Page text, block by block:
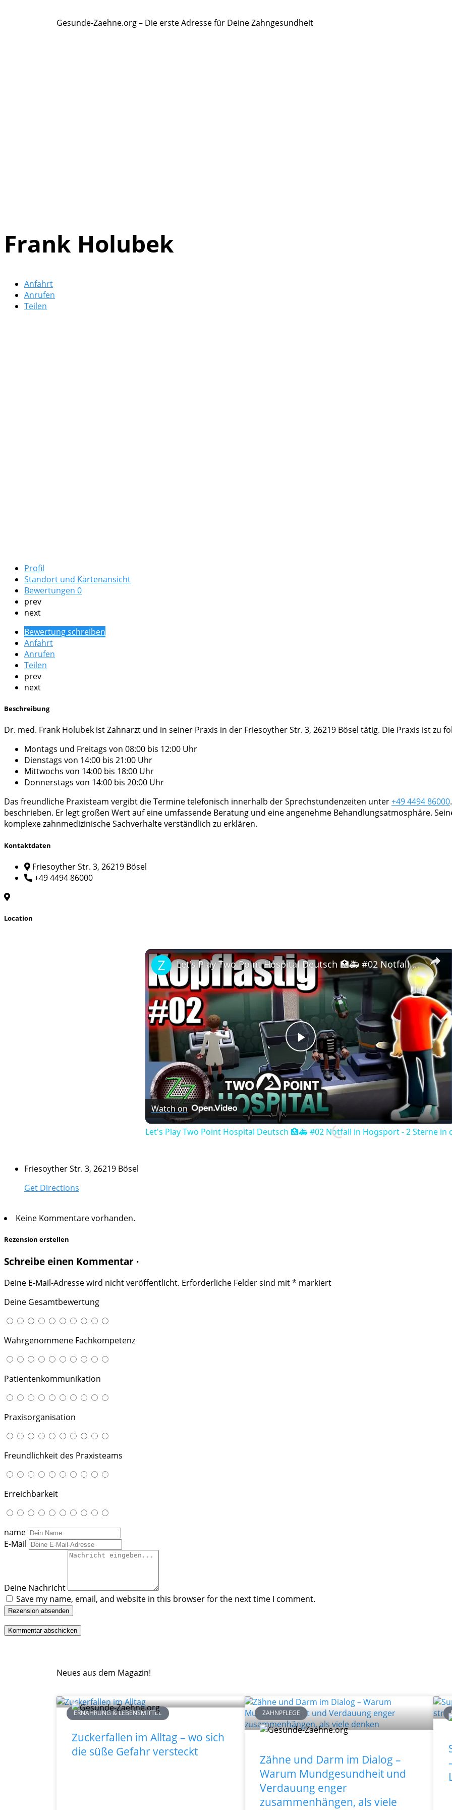
Gesunde-Zaehne.org – Die erste Adresse für Deine Zahngesundheit
Frank Holubek
Anfahrt
Anrufen
Teilen
Profil
Standort und Kartenansicht
Bewertungen 0
prev
next
Bewertung schreiben
Anfahrt
Anrufen
Teilen
prev
next
Beschreibung
Dr. med. Frank Holubek ist Zahnarzt und in seiner Praxis in der Friesoyther Str. 3, 26219 Bösel tätig. Die Praxis ist zu
Montags und Freitags von 08:00 bis 12:00 Uhr
Dienstags von 14:00 bis 21:00 Uhr
Mittwochs von 14:00 bis 18:00 Uhr
Donnerstags von 14:00 bis 20:00 Uhr
Das freundliche Praxisteam vergibt die Termine telefonisch innerhalb der Sprechstundenzeiten unter+49 4494 86000
beschrieben. Er legt großen Wert auf eine umfassende Beratung und eine angenehme Behandlungsatmosphäre.
komplexe zahnmedizinische Sachverhalte verständlich zu erklären.
Kontaktdaten
Friesoyther Str. 3, 26219 Bösel
+49 4494 86000
Location
×
Play
Video
Let's Play Two Point Hospital Deutsch 🏥🚑 #02 Notfall in Hogsport - 2 Sterne in der 1. Mission
Watch on
Let's Play Two Point Hospital Deutsch 🏥🚑 #02 Notfall in Hogsport - 2 Sterne in
Friesoyther Str. 3, 26219 Bösel
Get Directions
Keine Kommentare vorhanden.
Rezension erstellen
Schreibe einen Kommentar ·
Deine E-Mail-Adresse wird nicht veröffentlicht. Erforderliche Felder sind mit* markiert
Deine Gesamtbewertung
Wahrgenommene Fachkompetenz
Patientenkommunikation
Praxisorganisation
Freundlichkeit des Praxisteams
Erreichbarkeit
name
E-Mail
Deine Nachricht
Save my name, email, and website in this browser for the next time I comment.
Rezension absenden
Neues aus dem Magazin!
ERNÄHRUNG & LEBENSMITTEL
Zuckerfallen im Alltag – wo sich
die süße Gefahr versteckt
ZAHNPFLEGE
Zähne und Darm im Dialog –
Warum Mundgesundheit und
Verdauung enger
zusammenhängen, als viele